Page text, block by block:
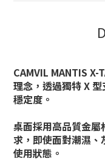
CAMVIL MANTIS X-
理念，透過獨特 X
穩定度。
桌面採用高品質金
求，即使面對潮濕
使用狀態。